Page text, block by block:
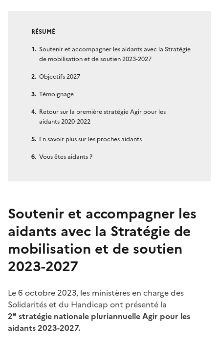
RÉSUMÉ
Soutenir et accompagner les aidants avec la Stratégie
de mobilisation et de soutien 2023-2027
Objectifs 2027
Témoignage
Retour sur la première stratégie Agir pour les
aidants 2020-2022
En savoir plus sur les proches aidants
Vous êtes aidants ?
Soutenir et accompagner les
aidants avec la Stratégie de
mobilisation et de soutien
2023-2027
Le 6 octobre 2023, les ministères en charge des
Solidarités et du Handicap ont présenté la
2e stratégie nationale pluriannuelle Agir pour les
aidants2023-2027.